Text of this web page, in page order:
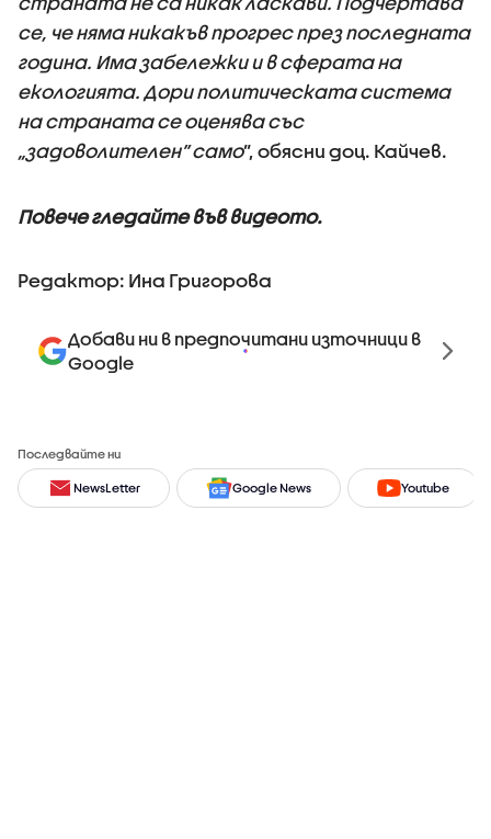
се, че няма никакъв прогрес през последната
година. Има забележки и в сферата на
екологията. Дори политическата система
на страната се оценява със
„задоволителен” само”, обясни доц. Кайчев.
Повече гледайте във видеото.
Редактор: Ина Григорова
Добави ни в предпочитани източници в
Google
Последвайте ни
NewsLetter Google News Youtube